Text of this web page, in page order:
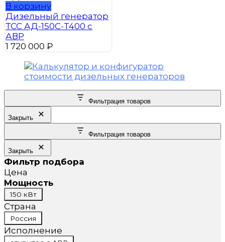
В корзину
Дизельный генератор
ТСС АД-150С-Т400 с
АВР
1 720 000 ₽
Фильтрация товаров
Закрыть
Фильтрация товаров
Закрыть
Фильтр подбора
Цена
Мощность
Мощность
150 кВт
Страна
Страна
Россия
Исполнение